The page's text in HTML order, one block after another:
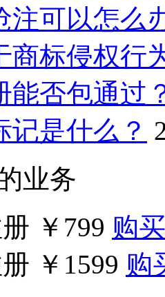
注可以怎么
商标侵权行
能否包通过
记是什么？
业务
￥799 购买
￥1599 购